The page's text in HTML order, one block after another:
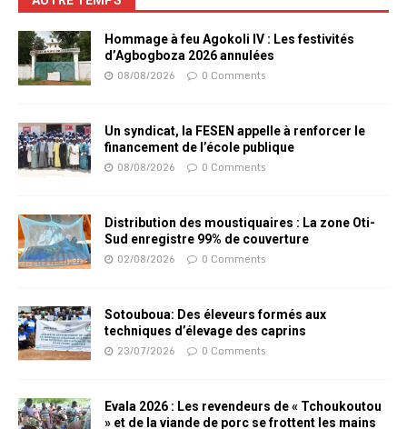
Hommage à feu Agokoli IV : Les festivités
d’Agbogboza 2026 annulées
08/08/2026 0 Comments
Un syndicat, la FESEN appelle à renforcer le
financement de l’école publique
08/08/2026 0 Comments
Distribution des moustiquaires : La zone Oti-
Sud enregistre 99% de couverture
02/08/2026 0 Comments
Sotouboua: Des éleveurs formés aux
techniques d’élevage des caprins
23/07/2026 0 Comments
Evala 2026 : Les revendeurs de « Tchoukoutou
» et de la viande de porc se frottent les mains